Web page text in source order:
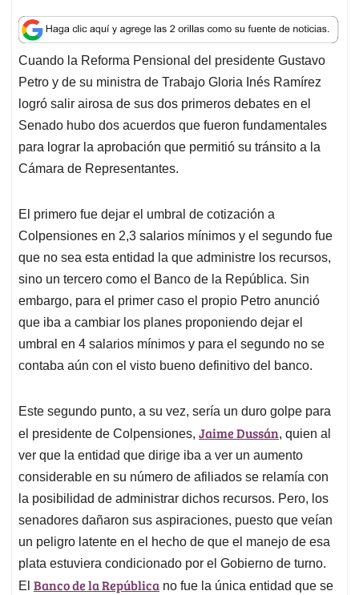
a
t
s
A
p
p
c
e
b
o
o
k
n
k
e
d
I
n
a
i
l
r
e
a
d
s
Cuando la Reforma Pensional del presidente Gustavo
Petro y de su ministra de Trabajo Gloria Inés Ramírez
logró salir airosa de sus dos primeros debates en el
Senado hubo dos acuerdos que fueron fundamentales
para lograr la aprobación que permitió su tránsito a la
Cámara de Representantes.
El primero fue dejar el umbral de cotización a
Colpensiones en 2,3 salarios mínimos y el segundo fue
que no sea esta entidad la que administre los recursos,
sino un tercero como el Banco de la República. Sin
embargo, para el primer caso el propio Petro anunció
que iba a cambiar los planes proponiendo dejar el
umbral en 4 salarios mínimos y para el segundo no se
contaba aún con el visto bueno definitivo del banco.
Este segundo punto, a su vez, sería un duro golpe para
el presidente de Colpensiones, Jaime Dussán, quien al
ver que la entidad que dirige iba a ver un aumento
considerable en su número de afiliados se relamía con
la posibilidad de administrar dichos recursos. Pero, los
senadores dañaron sus aspiraciones, puesto que veían
un peligro latente en el hecho de que el manejo de esa
plata estuviera condicionado por el Gobierno de turno.
El Banco de la República no fue la única entidad que se